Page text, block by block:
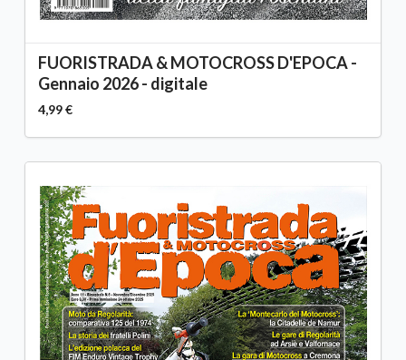
FUORISTRADA & MOTOCROSS D'EPOCA -
Gennaio 2026 - digitale
4,99 €